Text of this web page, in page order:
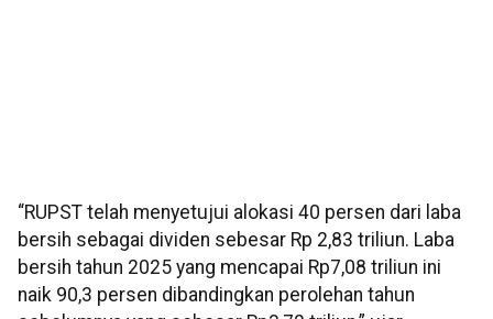
“RUPST telah menyetujui alokasi 40 persen dari laba
bersih sebagai dividen sebesar Rp 2,83 triliun. Laba
bersih tahun 2025 yang mencapai Rp7,08 triliun ini
naik 90,3 persen dibandingkan perolehan tahun